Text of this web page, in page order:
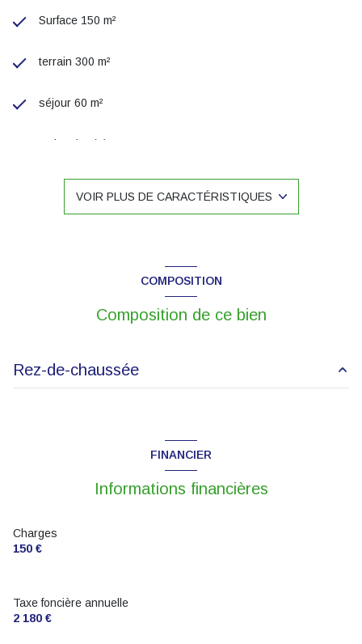
Surface 150 m²
terrain 300 m²
séjour 60 m²
4 chambre(s)
cuisine américaine (équipée)
1 garage(s)
piscinable
visiophone
VOIR PLUS DE CARACTÉRISTIQUES
COMPOSITION
Composition de ce bien
Rez-de-chaussée
FINANCIER
Informations financières
Charges
150 €
Taxe foncière annuelle
2 180 €